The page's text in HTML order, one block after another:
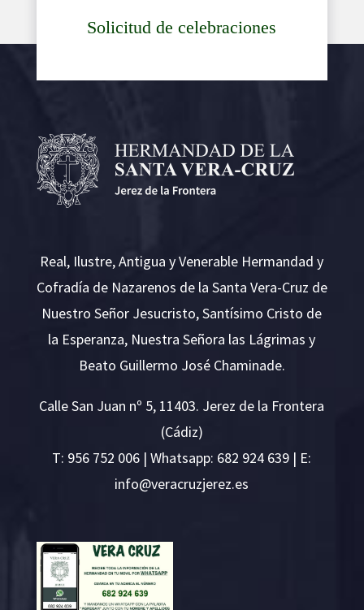
Solicitud de celebraciones
Real, Ilustre, Antigua y Venerable Hermandad y
Cofradía de Nazarenos de la Santa Vera-Cruz de
Nuestro Señor Jesucristo, Santísimo Cristo de
la Esperanza, Nuestra Señora las Lágrimas y
Beato Guillermo José Chaminade.
Calle San Juan nº 5, 11403. Jerez de la Frontera
(Cádiz)
T: 956 752 006 | Whatsapp: 682 924 639 | E:
se.ze
rejzu
rcare
v@ofn
i